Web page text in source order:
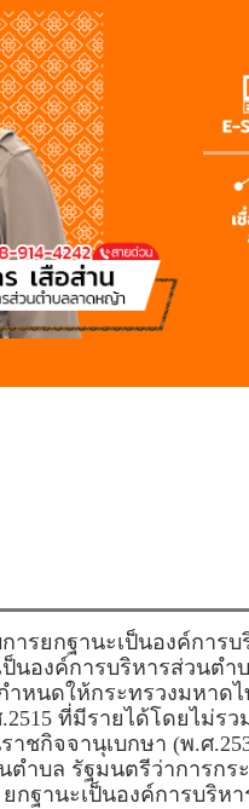
ยกฐานะเป็นองค์การบ
นองค์การบริหารส่วนต
ำหนดให้กระทรวงมหา
ที่มีรายได้โดยไม่
ชกิจจานุเบกษา (พ.ศ
ตำบล รัฐมนตรีว่าการก
กฐานะเป็นองค์การบริ